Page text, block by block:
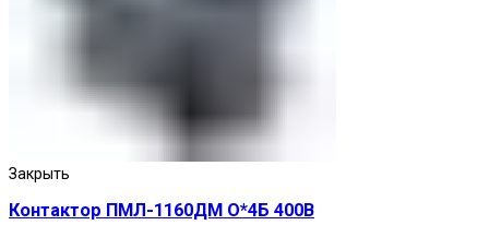
Закрыть
Контактор ПМЛ-1160ДМ О*4Б 400В